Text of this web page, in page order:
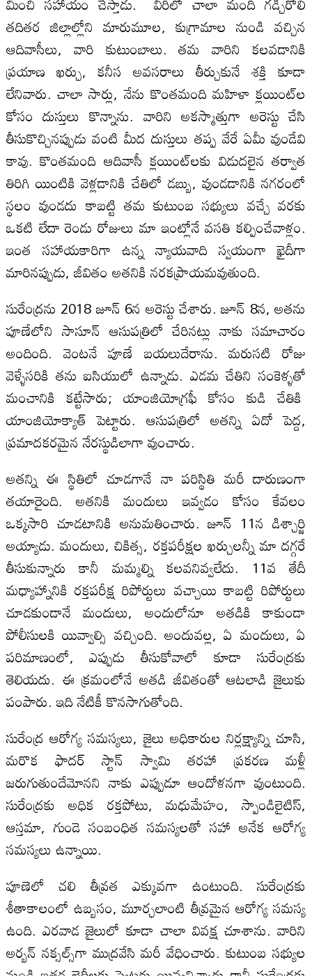
తదితర జిల్లాల్లోని మారుమూల, కుగ్రామాల నుండి వచ్చిన
ఆదివాసీలు, వారి కుటుంబాలు. తమ వారిని కలవడానికి
ప్రయాణ ఖర్చు, కనీస అవసరాలు తీర్చుకునే శక్తి కూడా
లేనివారు. చాలా సార్లు, నేను కొంతమంది మహిళా క్లయింట్‌ల
కోసం దుస్తులు కొన్నాను. వారిని అకస్మాత్తుగా అరెస్టు చేసి
తీసుకొచ్చినప్పుడు వంటి మీద దుస్తులు తప్ప వేరే ఏమీ వుండేవి
కావు. కొంతమంది ఆదివాసీ క్లయింట్‌లకు విడుదలైన తర్వాత
తిరిగి యింటికి వెళ్లడానికి చేతిలో డబ్బు, వుండడానికి నగరంలో
స్థలం వుండదు కాబట్టి తమ కుటుంబ సభ్యులు వచ్చే వరకు
ఒకటి లేదా రెండు రోజులు మా ఇంట్లోనే వసతి కల్పించేవాళ్లం.
ఇంత సహాయకారిగా ఉన్న న్యాయవాది స్వయంగా ఖైదీగా
మారినప్పుడు, జీవితం అతనికి నరకప్రాయమవుతుంది.
సురేంద్రను 2018 జూన్ 6న అరెస్టు చేశారు. జూన్ 8న, అతను
పూణేలోని సాసూన్ ఆసుపత్రిలో చేరినట్లు నాకు సమాచారం
అందింది. వెంటనే పూణే బయలుదేరాను. మరుసటి రోజు
వెళ్ళేసరికి తను ఐసియులో ఉన్నాడు. ఎడమ చేతిని సంకెళ్ళతో
మంచానికి కట్టేసారు; యాంజియోగ్రఫీ కోసం కుడి చేతికి
యాంజియోక్యాత్ పెట్టారు. ఆసుపత్రిలో అతన్ని ఏదో పెద్ద,
ప్రమాదకరమైన నేరస్థుడిలాగా వుంచారు.
అతన్ని ఈ స్థితిలో చూడగానే నా పరిస్థితి మరీ దారుణంగా
తయారైంది. అతనికి మందులు ఇవ్వడం కోసం కేవలం
ఒక్కసారి చూడటానికి అనుమతించారు. జూన్ 11న డిశ్చార్జి
అయ్యాడు. మందులు, చికిత్స, రక్తపరీక్షల ఖర్చులన్నీ మా దగ్గరే
తీసుకున్నారు కానీ మమ్మల్ని కలవనివ్వలేదు. 11వ తేదీ
మధ్యాహ్నానికి రక్తపరీక్ష రిపోర్టులు వచ్చాయి కాబట్టి రిపోర్టులు
చూడకుండానే మందులు, అందులోనూ అతడికి కాకుండా
పోలీసులకి యివ్వాల్సి వచ్చింది. అందువల్ల, ఏ మందులు, ఏ
పరిమాణంలో, ఎప్పుడు తీసుకోవాలో కూడా సురేంద్రకు
తెలియదు. ఈ క్రమంలోనే అతడి జీవితంతో ఆటలాడి జైలుకు
పంపారు. ఇది నేటికీ కొనసాగుతోంది.
సురేంద్ర ఆరోగ్య సమస్యలు, జైలు అధికారుల నిర్లక్ష్యాన్ని చూసి,
మరొక ఫాదర్ స్టాన్ స్వామి తరహా ప్రకరణ మళ్లీ
జరుగుతుందేమోనని నాకు ఎప్పుడూ ఆందోళనగా వుంటుంది.
సురేంద్రకు అధిక రక్తపోటు, మధుమేహం, స్పాండిలైటిస్,
ఆస్తమా, గుండె సంబంధిత సమస్యలతో సహా అనేక ఆరోగ్య
సమస్యలు ఉన్నాయి.
పూణెలో చలి తీవ్రత ఎక్కువగా ఉంటుంది. సురేంద్రకు
శీతాకాలంలో ఉబ్బసం, మూర్ఛలాంటి తీవ్రమైన ఆరోగ్య సమస్య
ఉంది. ఎరవాడ జైలులో కూడా చాలా వివక్ష చూశాను. వారిని
అర్బన్ నక్సల్స్‌గా ముద్రవేసి మరీ వేధించారు. కుటుంబ సభ్యుల